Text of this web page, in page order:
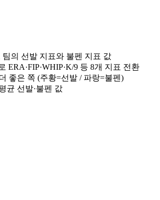
팀의 선발 지표와 불펜 지표 값
ERA·FIP·WHIP·K/9 등 8개 지표 전환
좋은 쪽 (주황=선발 / 파랑=불펜)
균 선발·불펜 값